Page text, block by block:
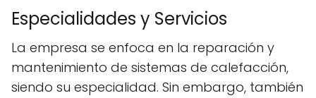
Especialidades y Servicios
La empresa se enfoca en la reparación y
mantenimiento de sistemas de calefacción,
siendo su especialidad. Sin embargo, también